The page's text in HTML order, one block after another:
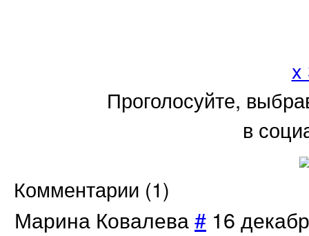
x
Проголосуйте,
в
Комментарии (1)
Марина Ковалева# 16